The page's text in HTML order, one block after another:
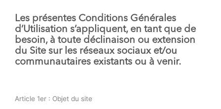
Les présentes Conditions Générales
d’Utilisation s’appliquent, en tant que de
besoin, à toute déclinaison ou extension
du Site sur les réseaux sociaux et/ou
communautaires existants ou à venir.
Article 1er : Objet du site